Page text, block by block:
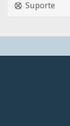
Suporte